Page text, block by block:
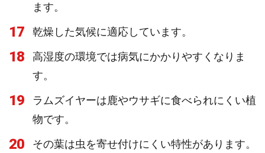
ます。
17 乾燥した気候に適応しています。
18
高湿度の環境では病気にかかりやすくなりま
す。
19
ラムズイヤーは鹿やウサギに食べられにくい植
物です。
20 その葉は虫を寄せ付けにくい特性があります。